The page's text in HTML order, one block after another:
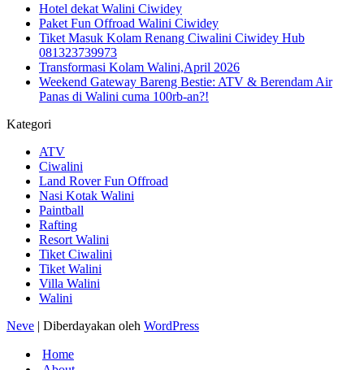
Hotel dekat Walini Ciwidey
Paket Fun Offroad Walini Ciwidey
Tiket Masuk Kolam Renang Ciwalini Ciwidey Hub
081323739973
Transformasi Kolam Walini,April 2026
Weekend Gateway Bareng Bestie: ATV & Berendam Air
Panas di Walini cuma 100rb-an?!
Kategori
ATV
Ciwalini
Land Rover Fun Offroad
Nasi Kotak Walini
Paintball
Rafting
Resort Walini
Tiket Ciwalini
Tiket Walini
Villa Walini
Walini
Neve | Diberdayakan oleh WordPress
Home